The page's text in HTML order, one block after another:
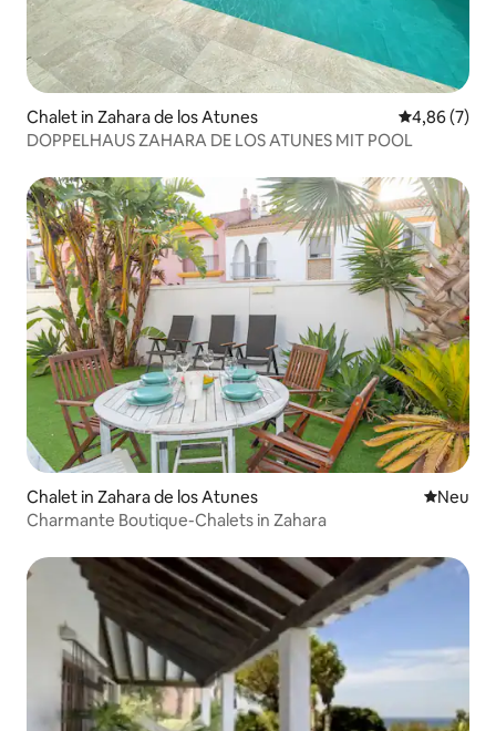
Chalet in Zahara de los Atunes
4,86 (7)
DOPPELHAUS ZAHARA DE LOS ATUNES MIT POOL
Chalet in Zahara de los Atunes Neue
Neu
Charmante Boutique-Chalets in Zahara